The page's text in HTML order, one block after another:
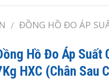
/ ĐỒNG HỒ ĐO ÁP
Hồ Đo Áp Suất
HXC (Chân Sau